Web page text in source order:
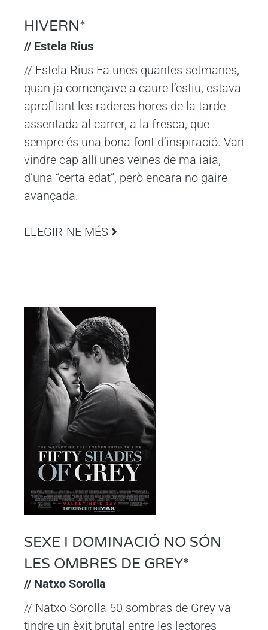
HIVERN*
// Estela Rius
// Estela Rius Fa unes quantes setmanes,
quan ja començave a caure l’estiu, estava
aprofitant les raderes hores de la tarde
assentada al carrer, a la fresca, que
sempre és una bona font d’inspiració. Van
vindre cap allí unes veïnes de ma iaia,
d’una “certa edat”, però encara no gaire
avançada.
LLEGIR-NE MÉS
SEXE I DOMINACIÓ NO SÓN
LES OMBRES DE GREY*
// Natxo Sorolla
// Natxo Sorolla 50 sombras de Grey va
tindre un èxit brutal entre les lectores